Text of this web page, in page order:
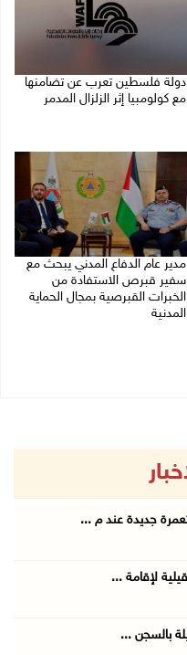
دولة فلسطين تعرب عن تضامنها
مع كولومبيا إثر الزلزال المدمر
مدير عام الدفاع المدني يبحث مع
سفير قبرص الاستفادة من
الخبرات القبرصية بمجال الحماية
المدنية
جديدة عند م ...
لإقامة ...
بالسجن ...